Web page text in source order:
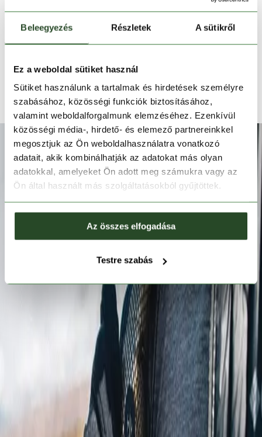
Beleegyezés Részletek A sütikről
Ez a weboldal sütiket használ
Sütiket használunk a tartalmak és hirdetések személyre
szabásához, közösségi funkciók biztosításához,
valamint weboldalforgalmunk elemzéséhez. Ezenkívül
közösségi média-, hirdető- és elemező partnereinkkel
megosztjuk az Ön weboldalhasználatra vonatkozó
adatait, akik kombinálhatják az adatokat más olyan
adatokkal, amelyeket Ön adott meg számukra vagy az
Ön által használt más szolgáltatásokból gyűjtöttek.
Az összes elfogadása
Testre szabás
TERMÉKLEÍRÁS
TERMÉK RÉSZLETEK
TECHNOLÓGIÁK